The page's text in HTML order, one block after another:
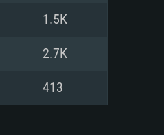
1.5K
2.7K
413